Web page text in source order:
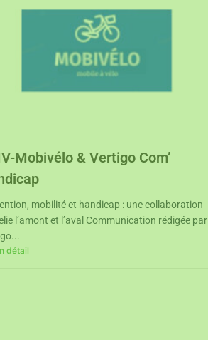
Mobivélo & Vertigo Com’
mobilité et handicap : une collaboration
l’amont et l’aval Communication rédigée par
détail